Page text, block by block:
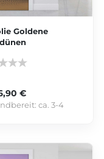
Goldene
€
ca. 3-4